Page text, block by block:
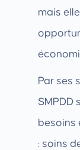
mais
Par ses
SMPDD
besoins
: soins